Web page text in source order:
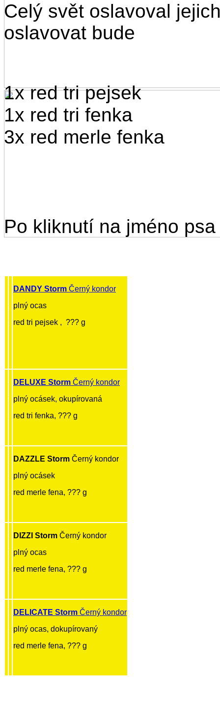
Celý svět oslavoval
oslavovat bude
1x red tri pejsek
1x red tri fenka
3x red merle fenka
Po kliknutí na jméno
DANDY Storm Černý kondor
plný ocas
red tri pejsek , ??? g
DELUXE Storm Černý kondor
plný ocásek, okupírovaná
red tri fenka, ??? g
DAZZLE Storm Černý kondor
plný ocásek
red merle fena, ??? g
DIZZI Storm Černý kondor
plný ocas
red merle fena, ??? g
DELICATE Storm Černý kondor
plný ocas, dokupírovaný
red merle fena, ??? g